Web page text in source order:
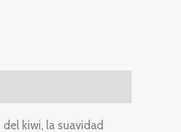
kiwi, la suavidad